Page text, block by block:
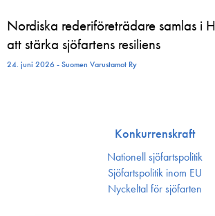
Nordiska rederiföreträdare samlas i
att stärka sjöfartens resiliens
24. juni 2026 - Suomen Varustamot Ry
Konkurrenskraft
Nationell sjöfartspolitik
Sjöfarts­politik inom EU
Nyckeltal för sjöfarten